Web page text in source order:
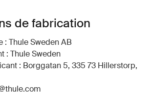
de fabrication
: Thule Sweden AB
: Thule Sweden
: Borggatan 5, 335 73 Hillerstorp,